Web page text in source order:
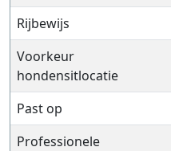
Rijbewijs
Voorkeur
hondensitlocatie
Past op
Professionele